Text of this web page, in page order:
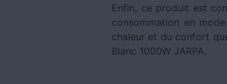
Enfin, ce produit est
consommation en
chaleur et du confort
Blanc 1000W JARPA.